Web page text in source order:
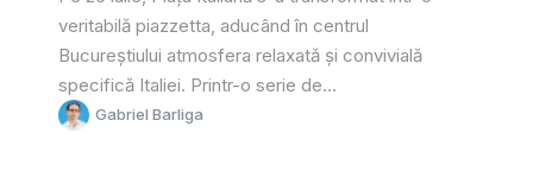
veritabilă piazzetta, aducând în centrul
Bucureștiului atmosfera relaxată și convivială
specifică Italiei. Printr-o serie de...
Gabriel Barliga